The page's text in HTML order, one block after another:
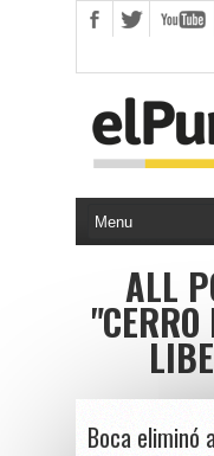
ALL
"CERRO
Boca eliminó